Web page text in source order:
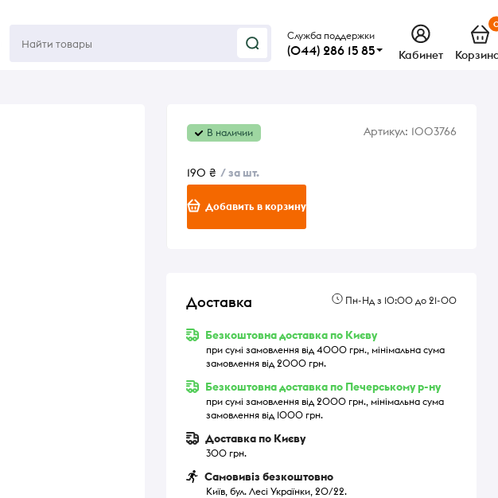
Служба поддержки
(044) 286 15 85 Кабинет
В наличии Артикул: 1003766
190 ₴ / за шт.
Добавить в корзину
Доставка Пн-Нд з 10:00 до 21-00
Безкоштовна доставка по Києву
при сумі замовлення від 4000 грн., мінімальна сума
замовлення від 2000 грн.
Безкоштовна доставка по Печерському р-ну
при сумі замовлення від 2000 грн., мінімальна сума
замовлення від 1000 грн.
Доставка по Києву
300 грн.
Самовивіз безкоштовно
Київ, бул. Лесі Українки, 20/22.